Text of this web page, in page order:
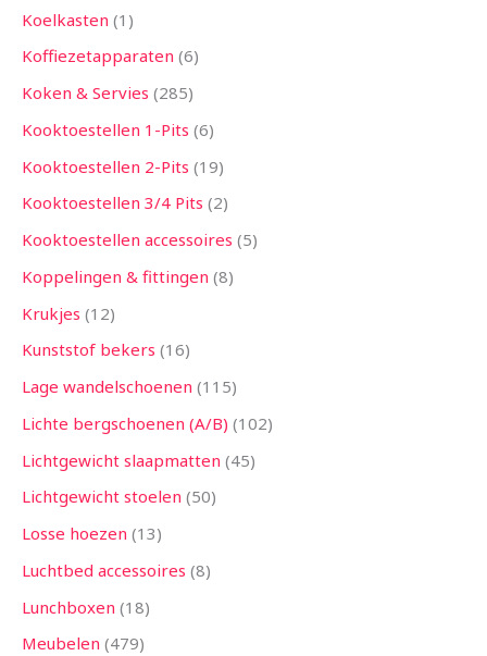
Koelkasten 1
Koffiezetapparaten 6
Koken & Servies 285
Kooktoestellen 1-Pits 6
Kooktoestellen 2-Pits 19
Kooktoestellen 3/4 Pits 2
Kooktoestellen accessoires 5
Koppelingen & fittingen 8
Krukjes 12
Kunststof bekers 16
Lage wandelschoenen 115
Lichte bergschoenen (A/B) 102
Lichtgewicht slaapmatten 45
Lichtgewicht stoelen 50
Losse hoezen 13
Luchtbed accessoires 8
Lunchboxen 18
Meubelen 479